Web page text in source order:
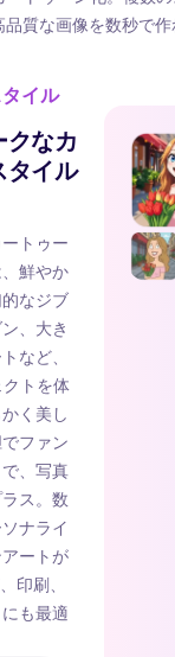
品質な画像を数秒で作
イル
クなカ
タイル
トゥー
鮮やか
なジブ
、大き
など、
トを体
く美し
ファン
、写真
ス。数
ナライ
ートが
印刷、
も最適